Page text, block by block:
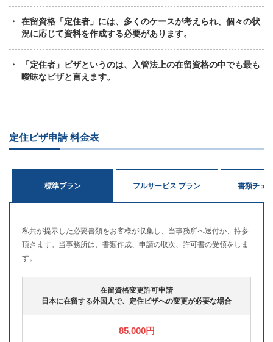
在留資格「定住者」には、多くのケースが考えられ、個々の状
況に応じて資料を作成する必要があります。
「定住者」ビザというのは、入管法上の在留資格の中でも最も
曖昧なビザと言えます。
定住ビザ申請 料金表
標準プラン フルサービス プラン 書類チェ
私共が提示した必要書類をお客様が収集し、当事務所へ送付か、持参
頂きます。当事務所は、書類作成、申請の取次、許可書の受領をしま
す。
在留資格変更許可申請
日本に在留する外国人で、定住ビザへの変更が必要な場合
85,000円